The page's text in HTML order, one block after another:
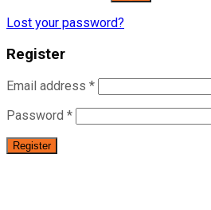
Lost your password?
Register
Email address *
Password *
Register